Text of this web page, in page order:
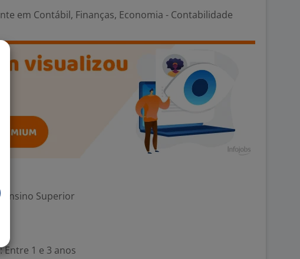
em Contábil, Finanças, Economia - Contabilidade
Superior
Entre 1 e 3 anos